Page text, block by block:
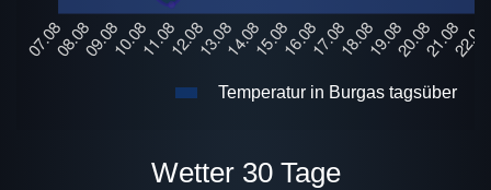
Temperatur in Burgas tagsüber
Wetter 30 Tage